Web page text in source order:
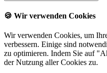
🍪 Wir verwenden Cookies
Wir verwenden Cookies, um
verbessern. Einige sind
zu optimieren. Indem Sie auf
der Nutzung aller Cookies zu.